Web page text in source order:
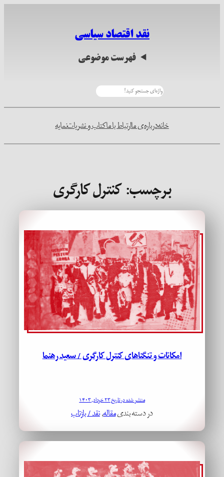
نقد اقتصاد سیاسی
فهرست موضوعی
خانهدرباره‌ی ماارتباط با ماکتاب و نشریاتنمایه
برچسب:کنترل کارگری
امکانات و تنگناهای کنترل کارگری / سعید رهنما
منتشر شده در تاریخ ۲۳ خرداد, ۱۴۰۳
در دسته بندیمقاله, نقد / بازتاب